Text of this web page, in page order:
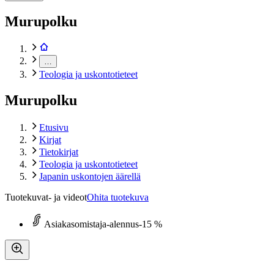
Murupolku
Teologia ja uskontotieteet
Murupolku
Etusivu
Kirjat
Tietokirjat
Teologia ja uskontotieteet
Japanin uskontojen äärellä
Tuotekuvat- ja videotOhita tuotekuva
Asiakasomistaja-alennus-15 %